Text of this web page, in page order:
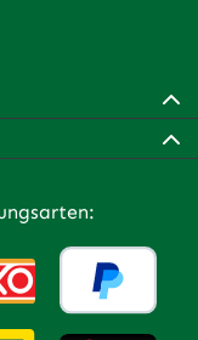
neuem Tab
in neuem Tab
– öffnet in
– öffnet
auf Xing – öffnet
auf YouTube